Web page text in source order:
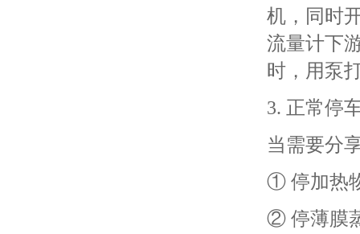
机，同时
流量计下
时，用泵
3. 正常停
当需要分
① 停加热
② 停薄膜